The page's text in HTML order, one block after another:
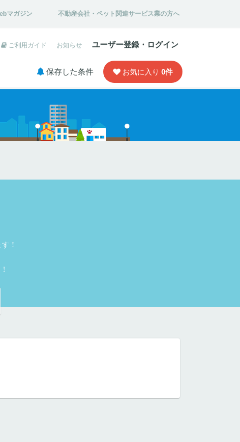
マガジン 不動産会社・ペット関連サービス業の方へ
ご利用ガイド お知らせ ユーザー登録・ログイン
保存した条件 お気に入り 0件
！